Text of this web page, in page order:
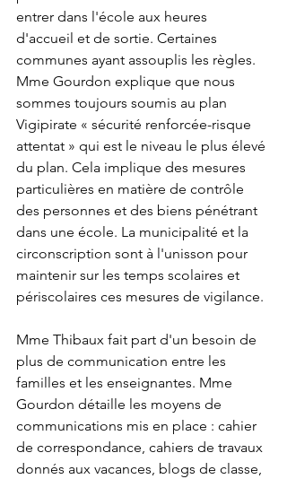
entrer dans l'école aux heures
d'accueil et de sortie. Certaines
communes ayant assouplis les règles.
Mme Gourdon explique que nous
sommes toujours soumis au plan
Vigipirate « sécurité renforcée-risque
attentat » qui est le niveau le plus élevé
du plan. Cela implique des mesures
particulières en matière de contrôle
des personnes et des biens pénétrant
dans une école. La municipalité et la
circonscription sont à l'unisson pour
maintenir sur les temps scolaires et
périscolaires ces mesures de vigilance.
Mme Thibaux fait part d'un besoin de
plus de communication entre les
familles et les enseignantes. Mme
Gourdon détaille les moyens de
communications mis en place : cahier
de correspondance, cahiers de travaux
donnés aux vacances, blogs de classe,